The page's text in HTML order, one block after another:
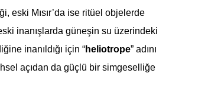
eski Mısır’da ise ritüel objelerde
inanışlarda güneşin su üzerindeki
inanıldığı için “heliotrope” adını
açıdan da güçlü bir simgeselliğe